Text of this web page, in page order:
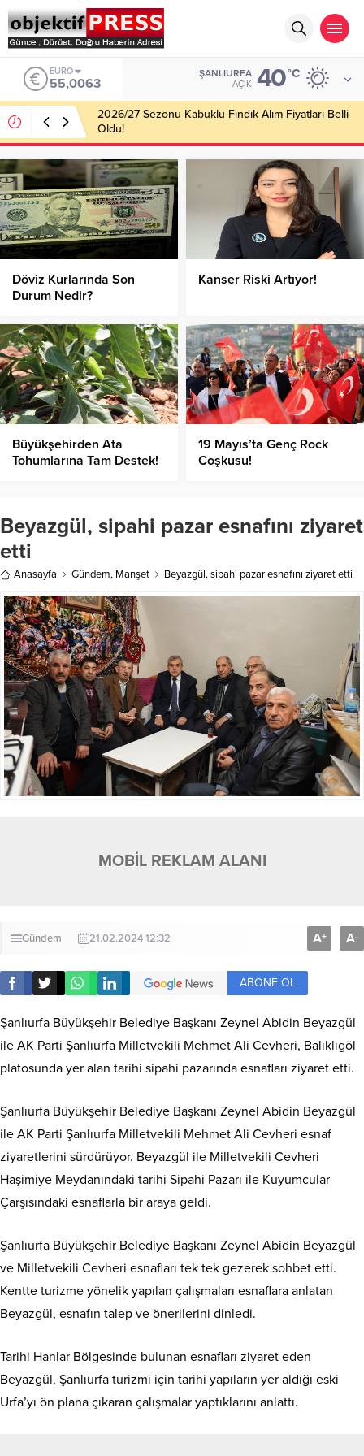
ALTIN
6.543,59
ŞANLIURFA
AÇIK 40°C
Haliliye Belediyesi Her Gün 4 Bin 898 Kişiye Sıcak
Yemek Ulaştırıyor!
Döviz Kurlarında Son
Durum Nedir?
Kanser Riski Artıyor!
Büyükşehirden Ata
Tohumlarına Tam Destek!
19 Mayıs’ta Genç Rock
Coşkusu!
Beyazgül, sipahi pazar esnafını ziyaret
etti
Anasayfa Gündem, Manşet Beyazgül, sipahi pazar esnafını ziyaret etti
MOBİL REKLAM ALANI
Gündem 21.02.2024 12:32 A+ A-
ABONE OL
Şanlıurfa Büyükşehir Belediye Başkanı Zeynel Abidin Beyazgül
ile AK Parti Şanlıurfa Milletvekili Mehmet Ali Cevheri, Balıklıgöl
platosunda yer alan tarihi sipahi pazarında esnafları ziyaret etti.
Şanlıurfa Büyükşehir Belediye Başkanı Zeynel Abidin Beyazgül
ile AK Parti Şanlıurfa Milletvekili Mehmet Ali Cevheri esnaf
ziyaretlerini sürdürüyor. Beyazgül ile Milletvekili Cevheri
Haşimiye Meydanındaki tarihi Sipahi Pazarı ile Kuyumcular
Çarşısındaki esnaflarla bir araya geldi.
Şanlıurfa Büyükşehir Belediye Başkanı Zeynel Abidin Beyazgül
ve Milletvekili Cevheri esnafları tek tek gezerek sohbet etti.
Kentte turizme yönelik yapılan çalışmaları esnaflara anlatan
Beyazgül, esnafın talep ve önerilerini dinledi.
Tarihi Hanlar Bölgesinde bulunan esnafları ziyaret eden
Beyazgül, Şanlıurfa turizmi için tarihi yapıların yer aldığı eski
Urfa’yı ön plana çıkaran çalışmalar yaptıklarını anlattı.